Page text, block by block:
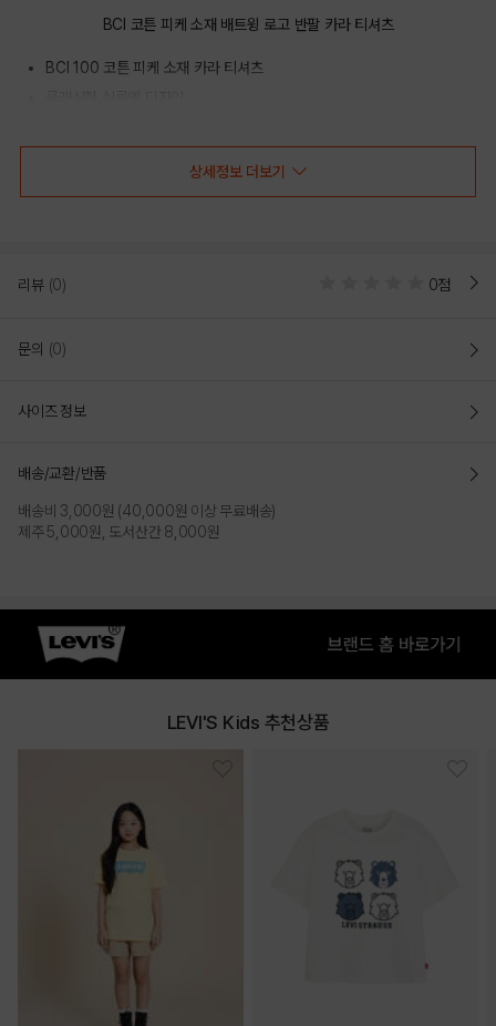
BCI 코튼 피케 소재 배트윙 로고 반팔 카라 티셔츠
BCI 100 코튼 피케 소재 카라 티셔츠
COLOR
NAVY
상세정보 더보기
리뷰 (0) 0점
문의 (0)
사이즈 정보
배송/교환/반품
배송비 3,000원 (40,000원 이상 무료배송)
제주 5,000원, 도서산간 8,000원
LEVI'S Kids 추천상품